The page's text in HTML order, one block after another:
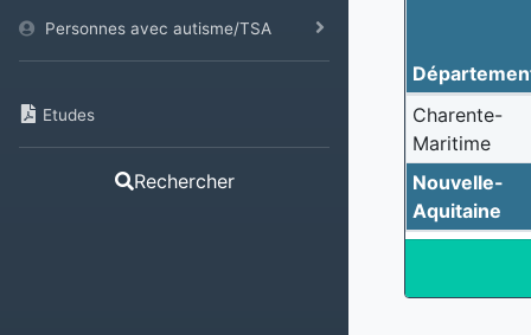
Personnes avec autisme/TSA
Etudes
Rechercher
Charente-
Maritime
Nouvelle-
Aquitaine